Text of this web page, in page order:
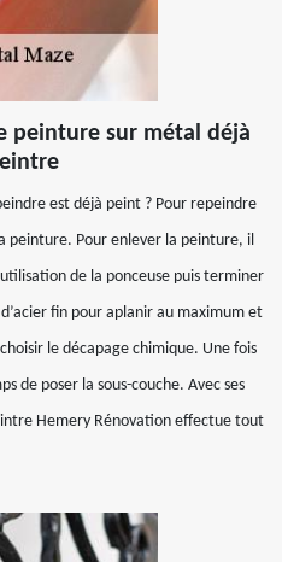
peinture sur métal déjà
est déjà peint ? Pour repeindre
peinture. Pour enlever la peinture, il
de la ponceuse puis terminer
fin pour aplanir au maximum et
le décapage chimique. Une fois
de poser la sous-couche. Avec ses
Hemery Rénovation effectue tout